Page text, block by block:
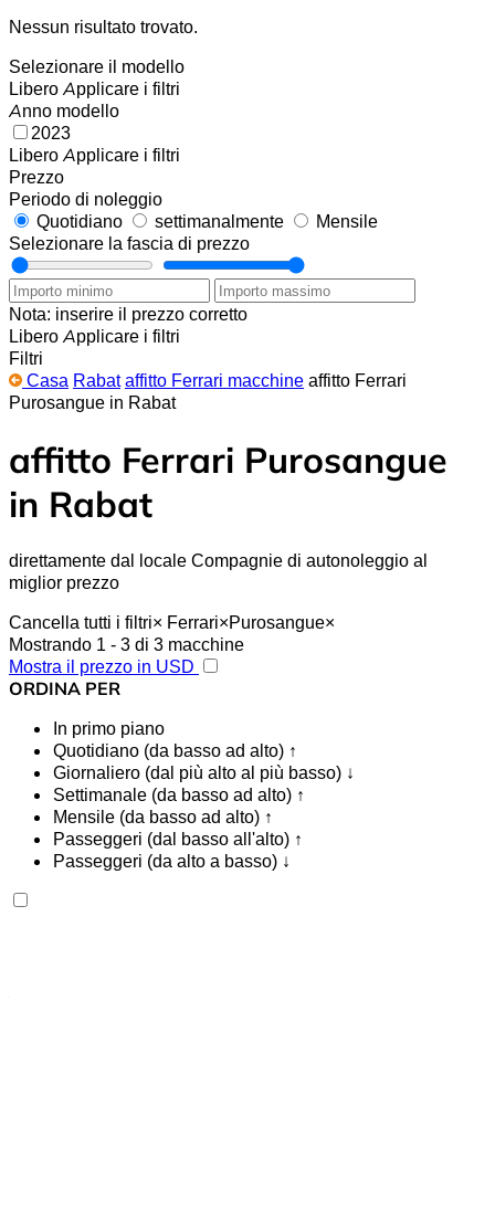
Nessun risultato trovato.
Selezionare il modello
Libero Applicare i filtri
Anno modello
2023
Libero Applicare i filtri
Prezzo
Periodo di noleggio
Quotidiano
settimanalmente
Mensile
Selezionare la fascia di prezzo
Nota: inserire il prezzo corretto
Libero Applicare i filtri
Filtri
Casa Rabat affitto Ferrari macchine affitto Ferrari
Purosangue in Rabat
affitto Ferrari Purosangue
in Rabat
direttamente dal locale Compagnie di autonoleggio al
miglior prezzo
Cancella tutti i filtri× Ferrari×Purosangue×
Mostrando 1 - 3 di 3 macchine
Mostra il prezzo in USD
ORDINA PER
In primo piano
Quotidiano (da basso ad alto) ↑
Giornaliero (dal più alto al più basso) ↓
Settimanale (da basso ad alto) ↑
Mensile (da basso ad alto) ↑
Passeggeri (dal basso all'alto) ↑
Passeggeri (da alto a basso) ↓